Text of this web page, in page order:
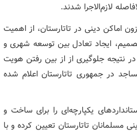
لازم‌الاجرا شدند.
اماکن دینی در تاتارستان، از اهمیت
ایجاد تعادل بین توسعه شهری و
نتیجه جلوگیری از از بین رفتن هویت
در جمهوری تاتارستان اعلام شده
یکپارچه‌ای را برای ساخت و
تاتارستان تعیین کرده و با